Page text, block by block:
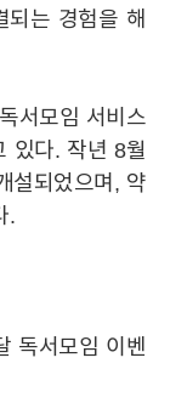
되는 경험을 해
서모임 서비스
있다. 작년 8월
설되었으며, 약
.
독서모임 이벤